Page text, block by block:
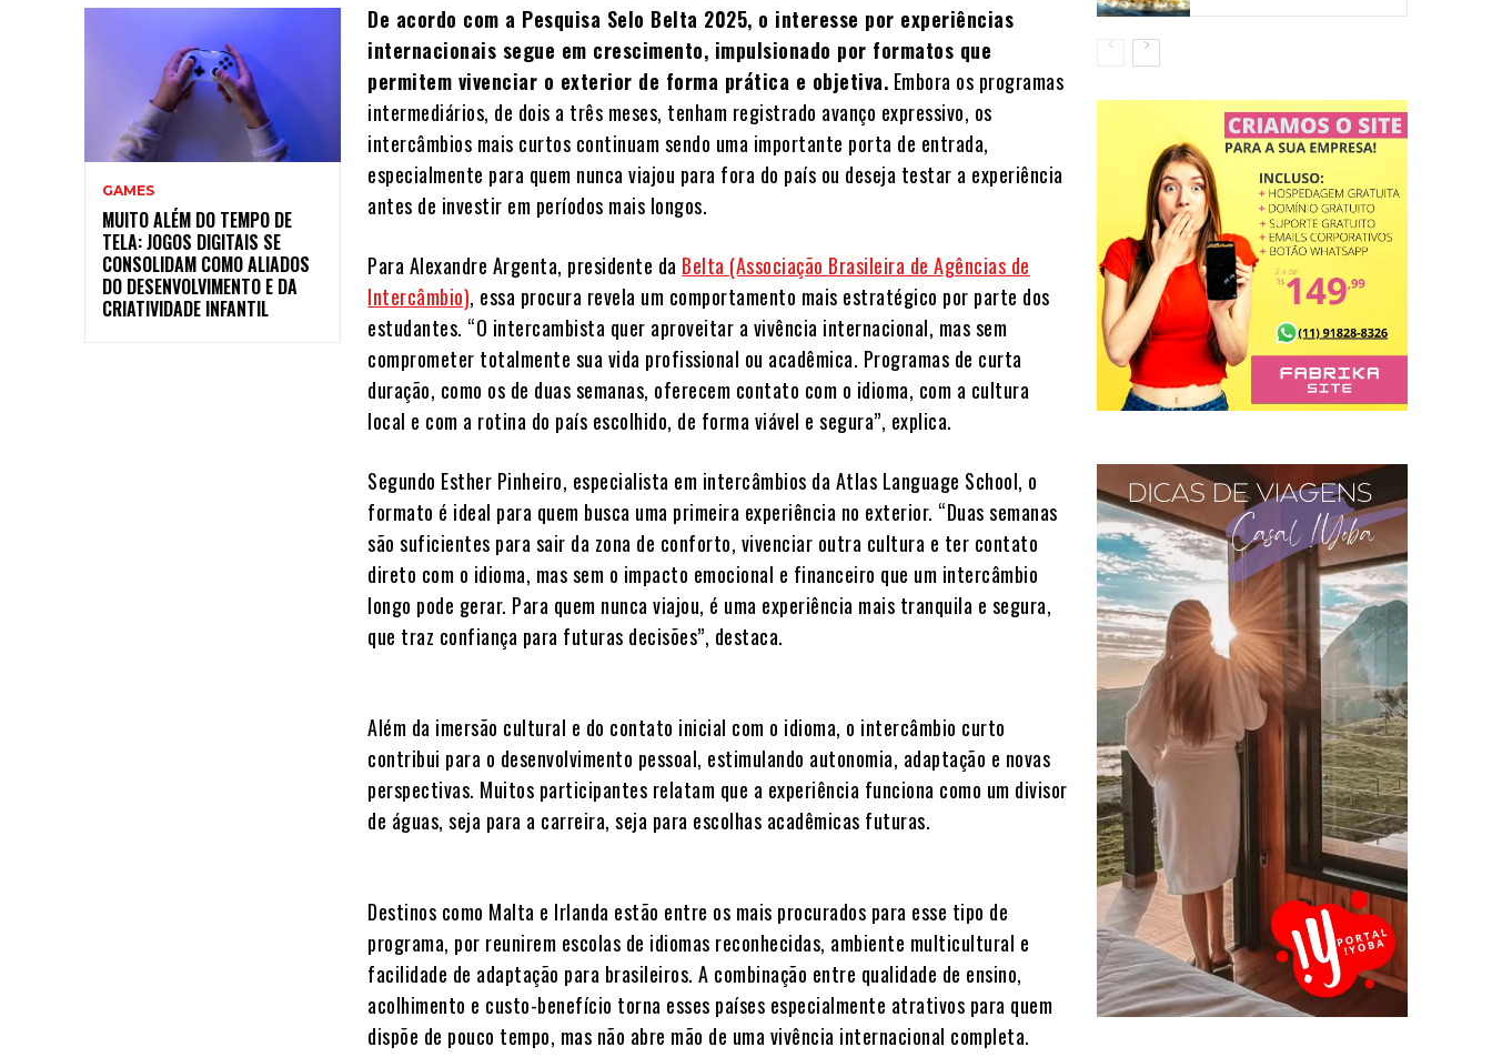
GAMES
MUITO ALÉM DO TEMPO DE
TELA: JOGOS DIGITAIS SE
CONSOLIDAM COMO ALIADOS
DO DESENVOLVIMENTO E DA
CRIATIVIDADE INFANTIL
De acordo com a Pesquisa Selo Belta 2025, o interesse por experiências
internacionais segue em crescimento, impulsionado por formatos que
permitem vivenciar o exterior de forma prática e objetiva. Embora os programas
intermediários, de dois a três meses, tenham registrado avanço expressivo, os
intercâmbios mais curtos continuam sendo uma importante porta de entrada,
especialmente para quem nunca viajou para fora do país ou deseja testar a experiência
antes de investir em períodos mais longos.
Para Alexandre Argenta, presidente da Belta (Associação Brasileira de Agências de
Intercâmbio), essa procura revela um comportamento mais estratégico por parte dos
estudantes. “O intercambista quer aproveitar a vivência internacional, mas sem
comprometer totalmente sua vida profissional ou acadêmica. Programas de curta
duração, como os de duas semanas, oferecem contato com o idioma, com a cultura
local e com a rotina do país escolhido, de forma viável e segura”, explica.
Segundo Esther Pinheiro, especialista em intercâmbios da Atlas Language School, o
formato é ideal para quem busca uma primeira experiência no exterior. “Duas semanas
são suficientes para sair da zona de conforto, vivenciar outra cultura e ter contato
direto com o idioma, mas sem o impacto emocional e financeiro que um intercâmbio
longo pode gerar. Para quem nunca viajou, é uma experiência mais tranquila e segura,
que traz confiança para futuras decisões”, destaca.
Além da imersão cultural e do contato inicial com o idioma, o intercâmbio curto
contribui para o desenvolvimento pessoal, estimulando autonomia, adaptação e novas
perspectivas. Muitos participantes relatam que a experiência funciona como um divisor
de águas, seja para a carreira, seja para escolhas acadêmicas futuras.
Destinos como Malta e Irlanda estão entre os mais procurados para esse tipo de
programa, por reunirem escolas de idiomas reconhecidas, ambiente multicultural e
facilidade de adaptação para brasileiros. A combinação entre qualidade de ensino,
acolhimento e custo-benefício torna esses países especialmente atrativos para quem
dispõe de pouco tempo, mas não abre mão de uma vivência internacional completa.